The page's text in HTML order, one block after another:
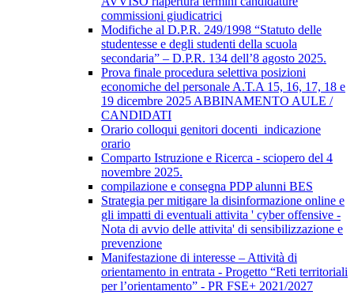
commissioni giudicatrici
Modifiche al D.P.R. 249/1998 “Statuto delle
studentesse e degli studenti della scuola
secondaria” – D.P.R. 134 dell’8 agosto 2025.
Prova finale procedura selettiva posizioni
economiche del personale A.T.A 15, 16, 17, 18 e
19 dicembre 2025 ABBINAMENTO AULE /
CANDIDATI
Orario colloqui genitori docenti_indicazione
orario
Comparto Istruzione e Ricerca - sciopero del 4
novembre 2025.
compilazione e consegna PDP alunni BES
Strategia per mitigare la disinformazione online e
gli impatti di eventuali attivita ' cyber offensive -
Nota di avvio delle attivita' di sensibilizzazione e
prevenzione
Manifestazione di interesse – Attività di
orientamento in entrata - Progetto “Reti territoriali
per l’orientamento” - PR FSE+ 2021/2027